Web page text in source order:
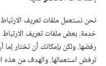
نحن نستعمل ملفات تعريف
خدمة. بعض ملفات تعريف
رفضها. ولكن بإمكانك أن تختار
ترفض استعمالها. والهدف من هذه
نافذة
(يفتح
نافذة
جديدة) تطبيق ®
JW Library
مكتبة برج المراقبة